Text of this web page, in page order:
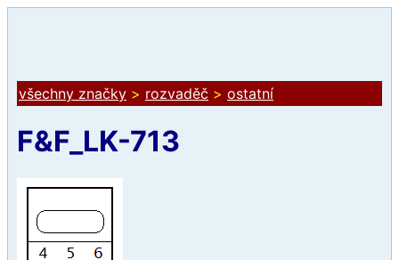
všechny značky > rozvaděč > ostatní
F&F_LK-713